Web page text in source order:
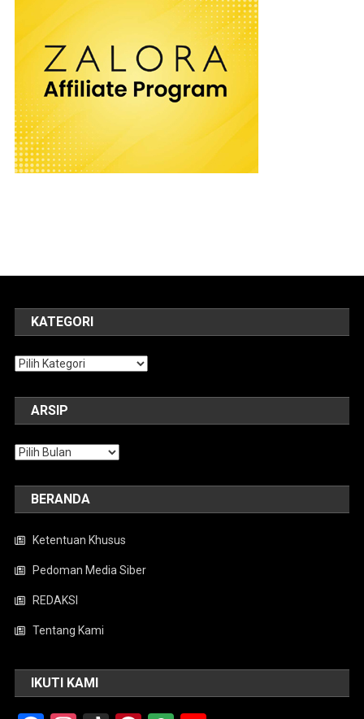
KATEGORI
Kategori
ARSIP
Arsip
BERANDA
Ketentuan Khusus
Pedoman Media Siber
REDAKSI
Tentang Kami
IKUTI KAMI